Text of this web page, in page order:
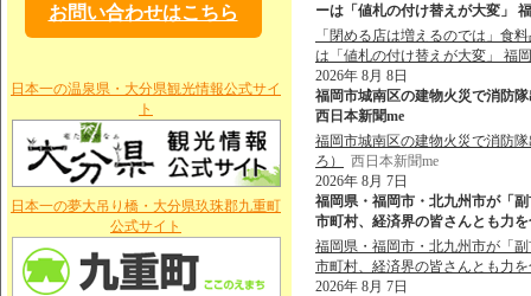
お問い合わせはこちら
日本一の温泉県・大分県観光情報公式サイ
ト
日本一の夢大吊り橋・大分県玖珠郡九重町
公式サイト
ーは「値札の付け替えが大変」
「閉める店は増えるのでは」食
は「値札の付け替えが大変」 福岡
2026年 8月 8日
福岡市城南区の建物火災で消防
西日本新聞me
福岡市城南区の建物火災で消防
ろ）
西日本新聞me
2026年 8月 7日
福岡県・福岡市・北九州市が「
市町村、経済界の皆さんとも力
福岡県・福岡市・北九州市が「
市町村、経済界の皆さんとも力
2026年 8月 7日